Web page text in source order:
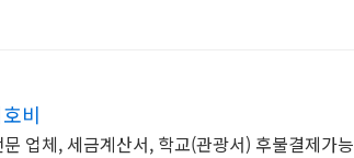
비
업체, 세금계산서, 학교(관광서) 후불결제가능